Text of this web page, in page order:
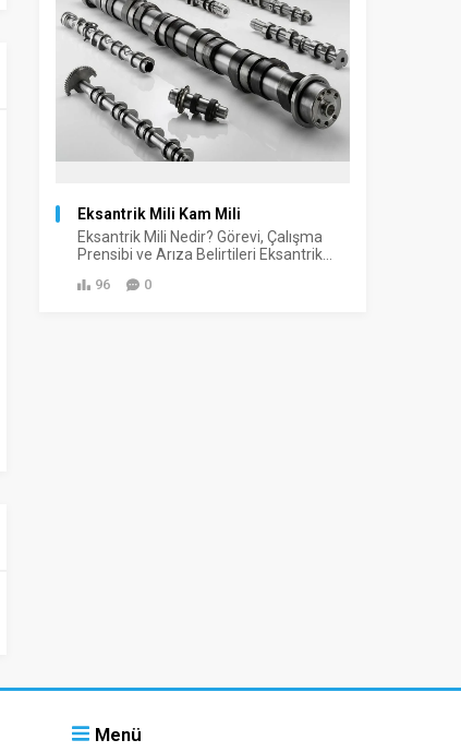
Eksantrik Mili Kam Mili
Eksantrik Mili Nedir? Görevi, Çalışma
Prensibi ve Arıza Belirtileri Eksantrik...
96 0
Menü